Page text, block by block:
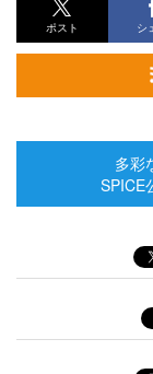
ポスト シ
多彩
SPICE